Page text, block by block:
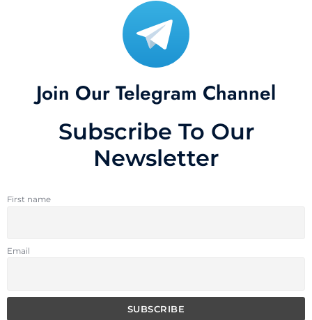
Join Our Telegram Channel
Subscribe To Our
Newsletter
First name
Email